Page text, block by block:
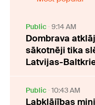
Public 9:14 AM
Dombrava
sākotnēji tika
Latvijas-
Public 10:43 AM
Labklājības